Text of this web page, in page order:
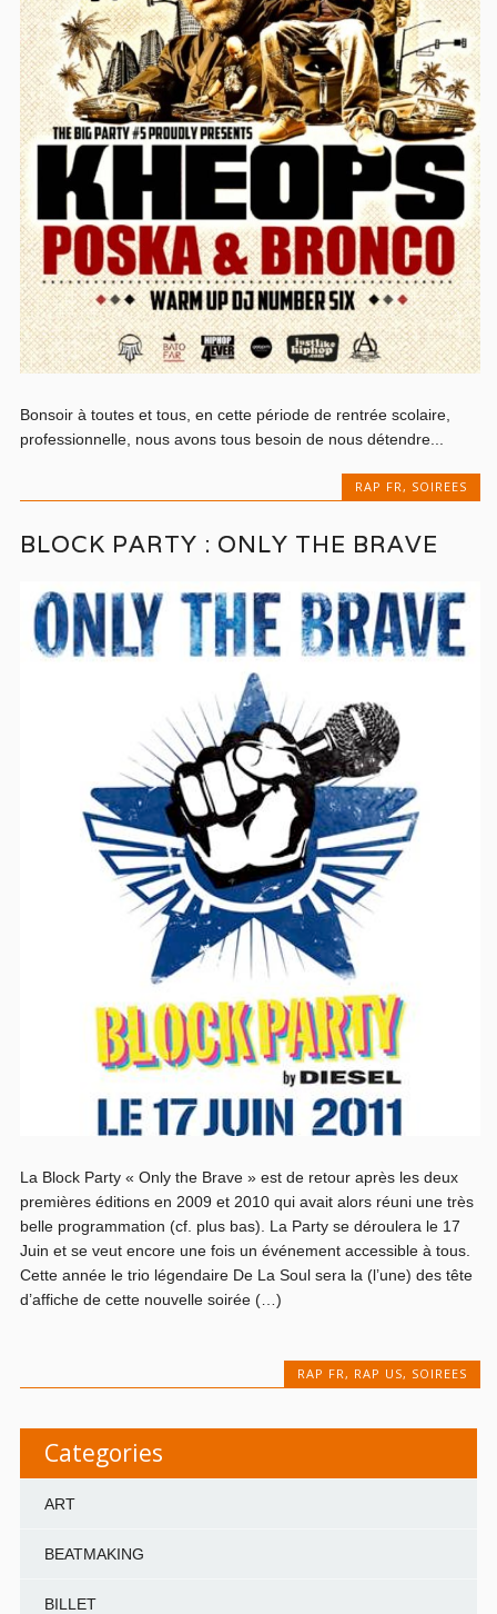
Bonsoir à toutes et tous, en cette période de rentrée scolaire,
professionnelle, nous avons tous besoin de nous détendre...
RAP FR , SOIREES
BLOCK PARTY : ONLY THE BRAVE
La Block Party « Only the Brave » est de retour après les deux
premières éditions en 2009 et 2010 qui avait alors réuni une très
belle programmation (cf. plus bas). La Party se déroulera le 17
Juin et se veut encore une fois un événement accessible à tous.
Cette année le trio légendaire De La Soul sera la (l’une) des tête
d’affiche de cette nouvelle soirée (…)
RAP FR , RAP US, SOIREES
Categories
ART
BEATMAKING
BILLET